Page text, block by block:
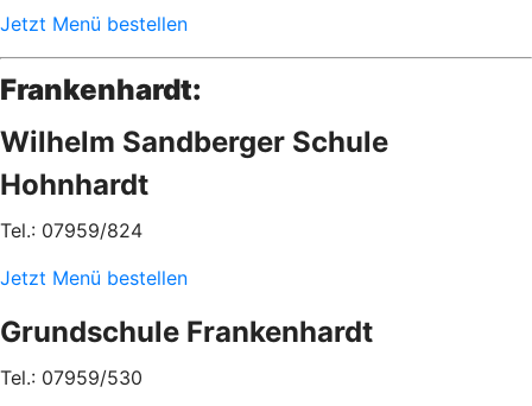
Jetzt Menü bestellen
Frankenhardt:
Wilhelm Sandberger Schule
Hohnhardt
Tel.: 07959/824
Jetzt Menü bestellen
Grundschule Frankenhardt
Tel.: 07959/530